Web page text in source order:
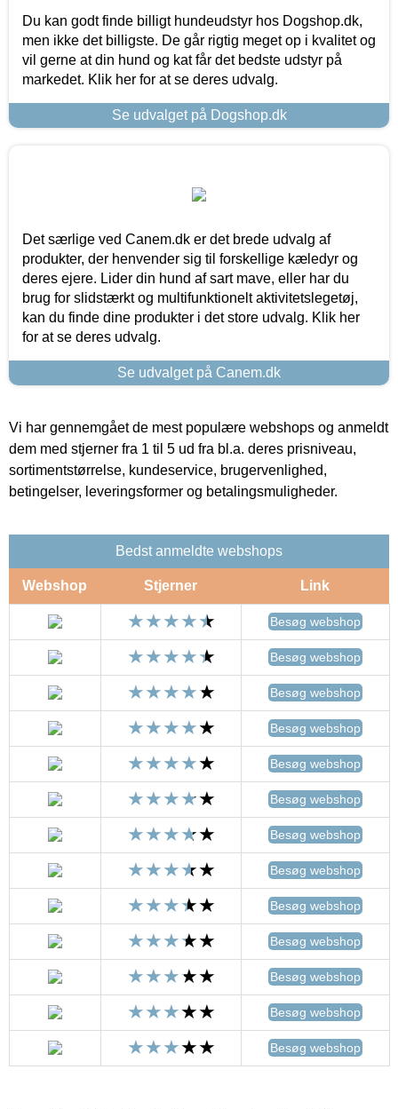
Du kan godt finde billigt hundeudstyr hos Dogshop.dk,
men ikke det billigste. De går rigtig meget op i kvalitet og
vil gerne at din hund og kat får det bedste udstyr på
markedet. Klik her for at se deres udvalg.
Se udvalget på Dogshop.dk
Det særlige ved Canem.dk er det brede udvalg af
produkter, der henvender sig til forskellige kæledyr og
deres ejere. Lider din hund af sart mave, eller har du
brug for slidstærkt og multifunktionelt aktivitetslegetøj,
kan du finde dine produkter i det store udvalg. Klik her
for at se deres udvalg.
Se udvalget på Canem.dk
Vi har gennemgået de mest populære webshops og anmeldt
dem med stjerner fra 1 til 5 ud fra bl.a. deres prisniveau,
sortimentstørrelse, kundeservice, brugervenlighed,
betingelser, leveringsformer og betalingsmuligheder.
Bedst anmeldte webshops
Webshop Stjerner Link
Besøg webshop
Besøg webshop
Besøg webshop
Besøg webshop
Besøg webshop
Besøg webshop
Besøg webshop
Besøg webshop
Besøg webshop
Besøg webshop
Besøg webshop
Besøg webshop
Besøg webshop